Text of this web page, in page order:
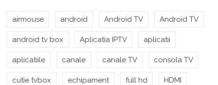
airmouse android Android TV Android TV
android tv box Aplicatia IPTV aplicatii
aplicatiile canale canale TV consola TV
cutie tvbox echipament full hd HDMI